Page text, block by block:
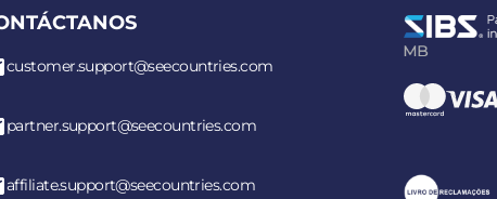
customer.support@seecountries.com
partner.support@seecountries.com
affiliate.support@seecountries.com